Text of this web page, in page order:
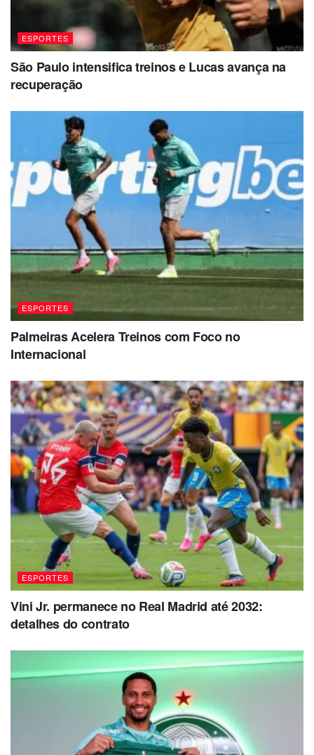
ESPORTES
São Paulo intensifica treinos e Lucas avança na
recuperação
ESPORTES
Palmeiras Acelera Treinos com Foco no
Internacional
ESPORTES
Vini Jr. permanece no Real Madrid até 2032:
detalhes do contrato